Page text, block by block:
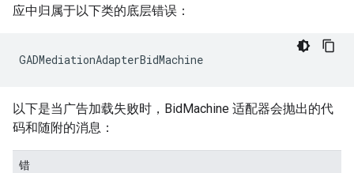
应中归属于以下类的底层错误：
GADMediationAdapterBidMachine
以下是当广告加载失败时，BidMachine 适配器会抛出的代
码和随附的消息：
错